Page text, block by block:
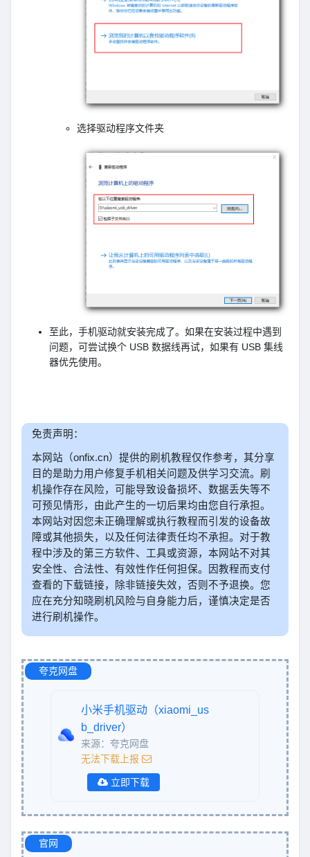
选择驱动程序文件夹
至此，手机驱动就安装完成了。如果在安装过程中遇到
问题，可尝试换个 USB 数据线再试，如果有 USB 集线
器优先使用。
免责声明：
本网站（onfix.cn）提供的刷机教程仅作参考，其分享
目的是助力用户修复手机相关问题及供学习交流。刷
机操作存在风险，可能导致设备损坏、数据丢失等不
可预见情形，由此产生的一切后果均由您自行承担。
本网站对因您未正确理解或执行教程而引发的设备故
障或其他损失，以及任何法律责任均不承担。对于教
程中涉及的第三方软件、工具或资源，本网站不对其
安全性、合法性、有效性作任何担保。因教程而支付
查看的下载链接，除非链接失效，否则不予退换。您
应在充分知晓刷机风险与自身能力后，谨慎决定是否
进行刷机操作。
夸克网盘
小米手机驱动（xiaomi_us
b_driver）
来源：夸克网盘
无法下载上报
立即下载
官网